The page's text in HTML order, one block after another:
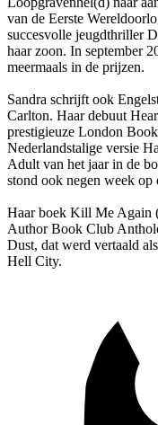
van de Eerste
succesvolle jeugdthriller
haar zoon. In september
meermaals in de prijzen.
Sandra schrijft ook
Carlton. Haar debuut
prestigieuze London
Nederlandstalige versie
Adult van het jaar in de
stond ook negen week
Haar boek Kill Me Again
Author Book Club
Dust, dat werd vertaald
Hell City.